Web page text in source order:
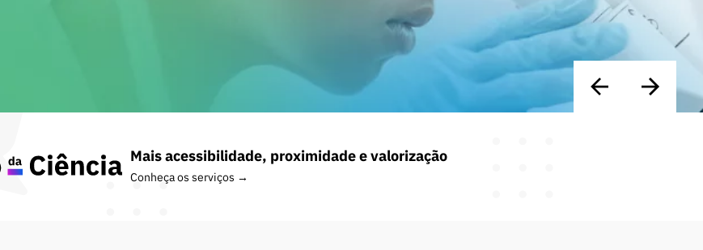
Mais acessibilidade, proximidade e valorização
Conheça os serviços →